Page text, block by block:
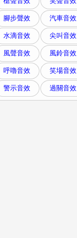
腳步聲效 汽車音效
水滴音效 尖叫音效
風聲音效 風鈴音效
呼嚕音效 笑場音效
警示音效 過關音效